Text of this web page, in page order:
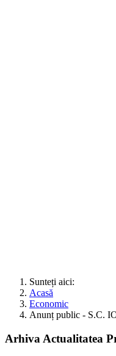
Sunteți aici:
Acasă
Economic
Anunț public - S.C.
Arhiva Actualitatea